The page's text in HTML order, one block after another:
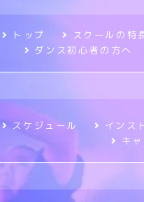
トップ スクールの特
ダンス初心者の方へ
スケジュール インス
キ